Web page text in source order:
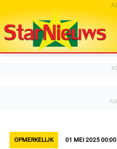
OPMERKELIJK 01 MEI 2025 00:00